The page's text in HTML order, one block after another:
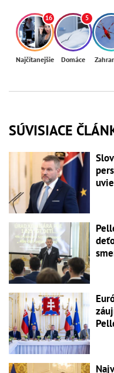
16
Najčítanejšie
5
Domáce
SÚVISIACE